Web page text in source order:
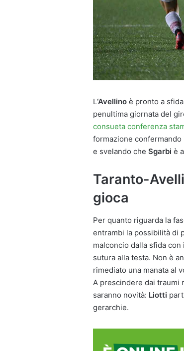
L‘Avellino è pronto a
penultima giornata del
consueta conferenza
formazione
e svelando che Sgarbi è
Taranto-
gioca
Per quanto riguarda la
entrambi la possibilità di
malconcio dalla sfida con
sutura alla testa. Non è
rimediato una manata al
A prescindere dai traumi
saranno novità: Liotti
gerarchie.